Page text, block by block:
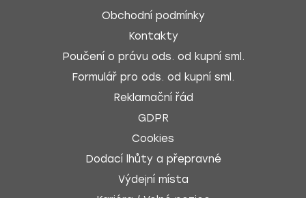
Obchodní podmínky
Kontakty
Poučení o právu ods. od kupní sml.
Formulář pro ods. od kupní sml.
Reklamační řád
GDPR
Cookies
Dodací lhůty a přepravné
Výdejní místa